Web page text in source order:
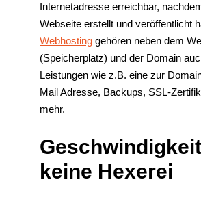
Internetadresse erreichbar,
Webseite erstellt und veröffentlicht
Webhosting gehören neben dem
(Speicherplatz) und der Domain
Leistungen wie z.B. eine zur
Mail Adresse, Backups, SSL-
mehr.
keine Hexerei